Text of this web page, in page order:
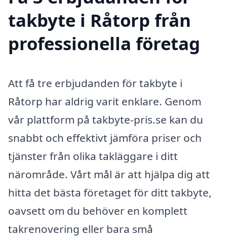
takbyte i Råtorp från
professionella företag
Att få tre erbjudanden för takbyte i
Råtorp har aldrig varit enklare. Genom
vår plattform på takbyte-pris.se kan du
snabbt och effektivt jämföra priser och
tjänster från olika takläggare i ditt
närområde. Vårt mål är att hjälpa dig att
hitta det bästa företaget för ditt takbyte,
oavsett om du behöver en komplett
takrenovering eller bara små